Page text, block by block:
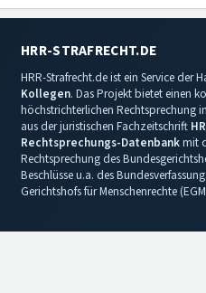
HRR-STRAFRECHT.DE
HRR-Strafrecht.de ist ein Service der
Kollegen. Das Projekt bietet einen
höchstrichterlichen Rechtsprechung
aus der juristischen Fachzeitschrift
Rechtsprechungs-Datenbankmit
Rechtsprechung des
Beschlüsse u.a. des
Gerichtshofs für Menschenrechte